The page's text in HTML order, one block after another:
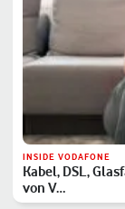
INSIDE VODAFONE
Kabel, DSL,
von V…